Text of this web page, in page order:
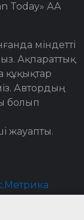
Today» АА
міндетті
Ақпараттық
құқықтар
Автордың
болып
жауапты.